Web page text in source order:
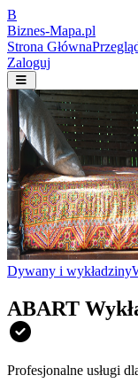
B
Biznes-Mapa.pl
Strona Główna
Zaloguj
Dywany i wykładziny
ABART
Profesjonalne usługi